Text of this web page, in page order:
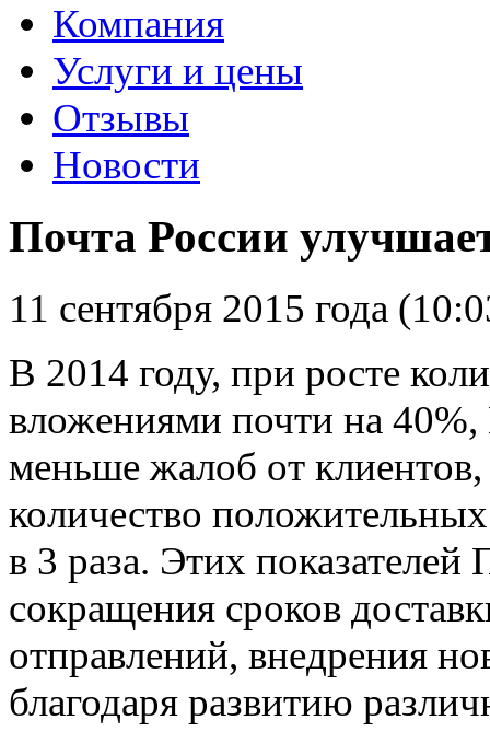
Компания
Услуги и цены
Отзывы
Новости
Почта России
11 сентября 2015 года
В 2014 году, при росте
вложениями почти на
меньше жалоб от
количество
в 3 раза. Этих показателей
сокращения сроков
отправлений, внедрения
благодаря развитию